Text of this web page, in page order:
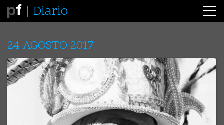
Diario
24 AGOSTO 2017